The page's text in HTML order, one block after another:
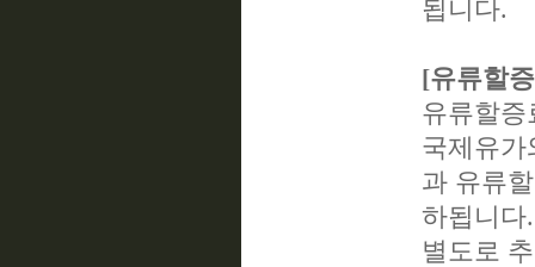
됩니다.
[유류할
유류할증
국제유가
과 유류
하됩니다
별도로